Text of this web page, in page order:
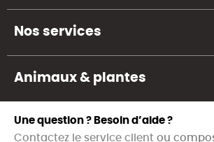
Nos services
Animaux & plantes
Une question ? Besoin d’aide ?
Contactez le service client ou